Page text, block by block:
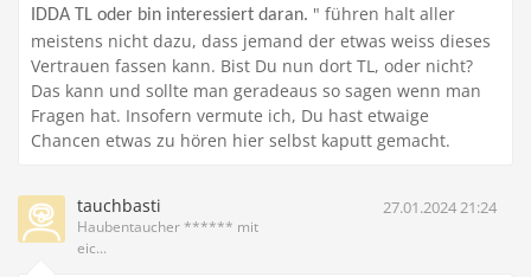
IDDA TL oder bin interessiert daran. " führen halt aller
meistens nicht dazu, dass jemand der etwas weiss dieses
Vertrauen fassen kann. Bist Du nun dort TL, oder nicht?
Das kann und sollte man geradeaus so sagen wenn man
Fragen hat. Insofern vermute ich, Du hast etwaige
Chancen etwas zu hören hier selbst kaputt gemacht.
tauchbasti
Haubentaucher ****** mit
eic...
27.01.2024 21:24